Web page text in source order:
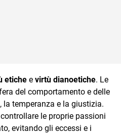
etiche e virtù dianoetiche. Le
del comportamento e delle
temperanza e la giustizia.
le proprie passioni
evitando gli eccessi e i